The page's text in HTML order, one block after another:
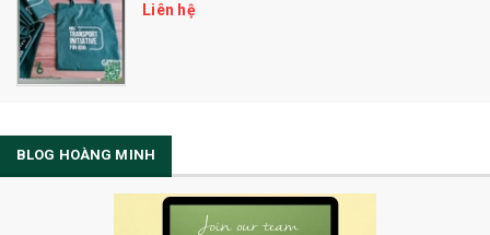
Liên hệ
BLOG HOÀNG MINH